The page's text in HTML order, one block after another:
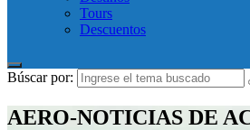
Tours
Descuentos
Búscar por:
AERO-NOTICIAS DE